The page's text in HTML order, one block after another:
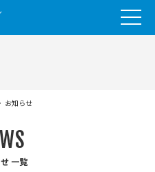
お知らせ
一覧